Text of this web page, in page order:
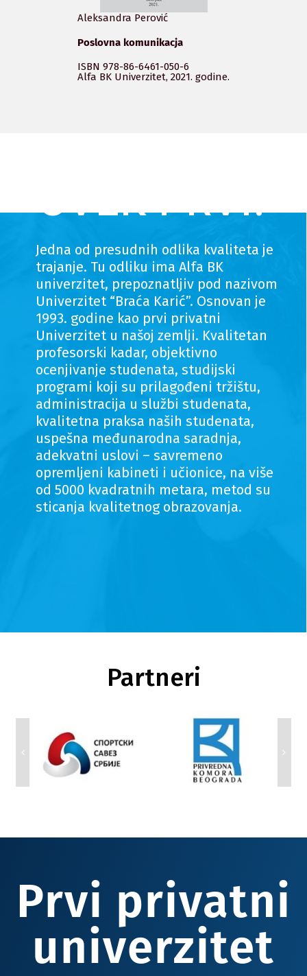
Aleksandra Perović
Poslovna komunikacja
ISBN 978-86-6461-050-6
Alfa BK Univerzitet, 2021. godine.
UVEK PRVI!
Jedna od presudnih odlika kvaliteta je
trajanje. Tu odliku ima Alfa BK
univerzitet, prepoznatljiv pod nazivom
Univerzitet “Braća Karić”. Osnovan je
1993. godine kao prvi privatni
Univerzitet u našoj zemlji. Kvalitetan
profesorski kadar, objektivno
ocenjivanje studenata, studijski
programi koji su prilagođeni tržištu,
administracija u službi studenata,
kvalitetna praksa naših studenata,
uspešna međunarodna saradnja,
adekvatni uslovi – savremeno
opremljeni kabineti i učionice, na više
od 5000 kvadratnih metara, metod su
sticanja kvalitetnog obrazovanja.
Partneri
Prvi privatni
univerzitet